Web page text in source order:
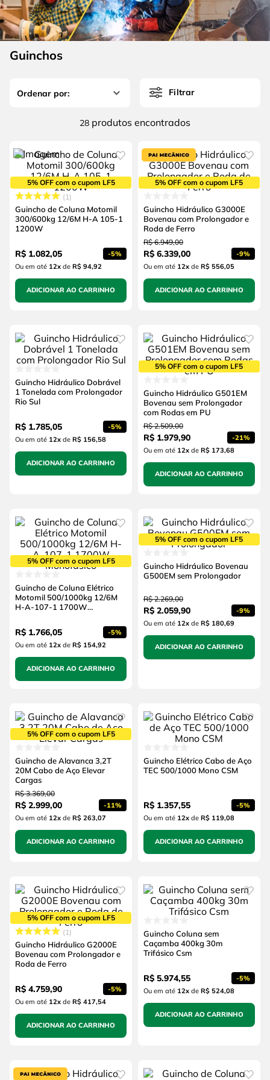
Guinchos
Filtrar
28 produtos
5% OFF com o cupom LF5
1
Guincho de Coluna Motomil
300/600kg 12/6M H-A 105-1
1200W
R$ 1.082,05 -5%
Ou em até 12xde R$ 94,92
ADICIONAR AO CARRINHO
5% OFF com o cupom LF5
Guincho Hidráulico G3000E
Bovenau com Prolongador e
Roda de Ferro
R$ 6.949,00
R$ 6.339,00 -9%
Ou em até 12xde R$ 556,05
ADICIONAR AO CARRINHO
Guincho Hidráulico Dobrável
1 Tonelada com Prolongador
Rio Sul
R$ 1.785,05 -5%
Ou em até 12xde R$ 156,58
ADICIONAR AO CARRINHO
5% OFF com o cupom LF5
Guincho Hidráulico G501EM
Bovenau sem Prolongador
com Rodas em PU
R$ 2.509,00
R$ 1.979,90 -21%
Ou em até 12xde R$ 173,68
ADICIONAR AO CARRINHO
5% OFF com o cupom LF5
Guincho de Coluna Elétrico
Motomil 500/1000kg 12/6M
H-A-107-1 1700W
R$ 1.766,05 -5%
Ou em até 12xde R$ 154,92
ADICIONAR AO CARRINHO
5% OFF com o cupom LF5
Guincho Hidráulico Bovenau
G500EM sem Prolongador
R$ 2.269,00
R$ 2.059,90 -9%
Ou em até 12xde R$ 180,69
ADICIONAR AO CARRINHO
5% OFF com o cupom LF5
Guincho de Alavanca 3,2T
20M Cabo de Aço Elevar
Cargas
R$ 3.369,00
R$ 2.999,00 -11%
Ou em até 12xde R$ 263,07
ADICIONAR AO CARRINHO
Guincho Elétrico Cabo de Aço
TEC 500/1000 Mono CSM
R$ 1.357,55 -5%
Ou em até 12xde R$ 119,08
ADICIONAR AO CARRINHO
5% OFF com o cupom LF5
1
Guincho Hidráulico G2000E
Bovenau com Prolongador e
Roda de Ferro
R$ 4.759,90 -5%
Ou em até 12xde R$ 417,54
ADICIONAR AO CARRINHO
Guincho Coluna sem
Caçamba 400kg 30m
Trifásico Csm
R$ 5.974,55 -5%
Ou em até 12xde R$ 524,08
ADICIONAR AO CARRINHO
6º serra copo
7º luva
8º fio
alicate
4 º escada
5º serra circular
º serra copo
fio
lavadora alta pressão